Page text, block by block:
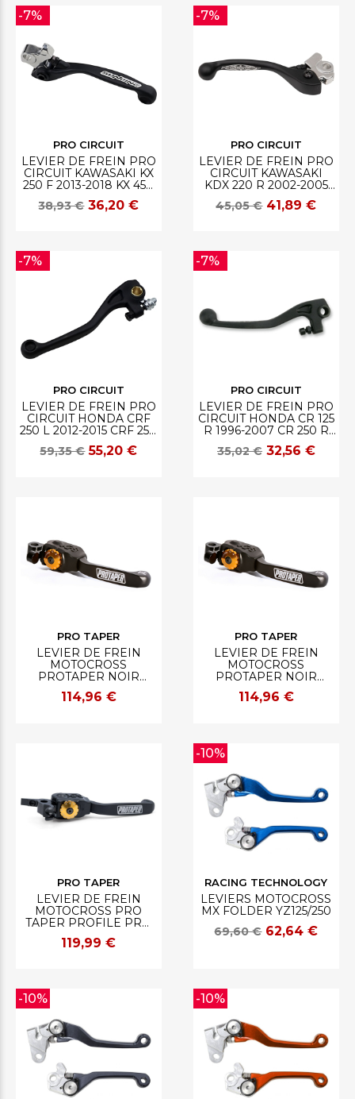
PRO CIRCUIT
LEVIER DE FREIN PRO
CIRCUIT KAWASAKI KX
250 F 2013-2018 KX 450
F 2013-2018
38,93 € 36,20 €
-7%
PRO CIRCUIT
LEVIER DE FREIN PRO
CIRCUIT KAWASAKI
KDX 220 R 2002-2005
KX 100 2000-2013
45,05 € 41,89 €
-7%
PRO CIRCUIT
LEVIER DE FREIN PRO
CIRCUIT HONDA CRF
250 L 2012-2015 CRF 250
M 2014
59,35 € 55,20 €
-7%
PRO CIRCUIT
LEVIER DE FREIN PRO
CIRCUIT HONDA CR 125
R 1996-2007 CR 250 R
1984-2007
35,02 € 32,56 €
-7%
PRO TAPER
LEVIER DE FREIN
MOTOCROSS
PROTAPER NOIR
PROFILE PRO XPS
114,96 €
PRO TAPER
LEVIER DE FREIN
MOTOCROSS
PROTAPER NOIR
PROFILE PRO XPS KTM
114,96 €
PRO TAPER
LEVIER DE FREIN
MOTOCROSS PRO
TAPER PROFILE PRO
XPS
119,99 €
RACING TECHNOLOGY
LEVIERS MOTOCROSS
MX FOLDER YZ125/250
69,60 € 62,64 €
-10%
-10% -10%